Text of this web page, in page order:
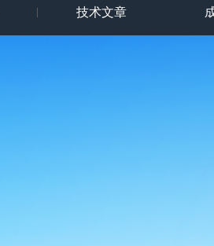
技术文章